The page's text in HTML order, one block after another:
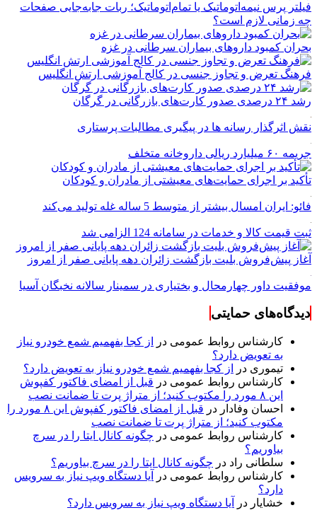
فیلتر پرس نیمه‌اتوماتیک یا تمام‌اتوماتیک؛ ربات جابه‌جایی صفحات
چه زمانی لازم است؟
بحران کمبود دارو‌های بیماران سرطانی در غزه
فرهنگ تعرض و تجاوز جنسی در کالج آموزشی ارتش انگلیس
رشد ۲۴ درصدی صدور کارت‌های بازرگانی در گرگان
نقش اثرگذار رسانه ها در پیگیری مطالبات پرستاری
جریمه ۶۰ میلیارد ریالی داروخانه متخلف
تأکید بر اجرای حمایت‌های معیشتی از مادران و کودکان
فائو: ایران امسال بیشتر از متوسط 5 ساله غله تولید می‌کند
ثبت قیمت کالا و خدمات در سامانه 124 الزامی شد
آغاز پیش‌فروش بلیت بازگشت زائران دهه پایانی صفر از امروز
موفقیت داور چهارمحال و بختیاری در سمینار سالانه نخبگان آسیا
دیدگاه‌های حمایتی
کارشناس روابط عمومی در
از کجا بفهمیم شمع خودرو نیاز
به تعویض دارد؟
تیموری در
از کجا بفهمیم شمع خودرو نیاز به تعویض دارد؟
کارشناس روابط عمومی در قبل از امضای فاکتور کفپوش
این ۸ مورد را مکتوب کنید؛ از متراژ پرت تا ضمانت نصب
احسان وفادار در
قبل از امضای فاکتور کفپوش این ۸ مورد را
مکتوب کنید؛ از متراژ پرت تا ضمانت نصب
کارشناس روابط عمومی در چگونه کانال ایتا را در سرچ
بیاوریم؟
سلطانی راد در چگونه کانال ایتا را در سرچ بیاوریم؟
کارشناس روابط عمومی در
آیا دستگاه ویپ نیاز به سرویس
دارد؟
خشایار در آیا دستگاه ویپ نیاز به سرویس دارد؟